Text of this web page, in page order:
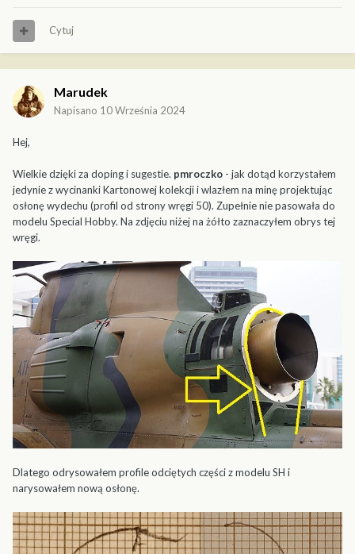
Cytuj
Marudek
Napisano 10 Września 2024
Hej,
Wielkie dzięki za doping i sugestie. pmroczko - jak dotąd korzystałem
jedynie z wycinanki Kartonowej kolekcji i wlazłem na minę projektując
osłonę wydechu (profil od strony wręgi 50). Zupełnie nie pasowała do
modelu Special Hobby. Na zdjęciu niżej na żółto zaznaczyłem obrys tej
wręgi.
Dlatego odrysowałem profile odciętych części z modelu SH i
narysowałem nową osłonę.